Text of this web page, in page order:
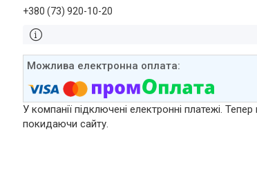
+380 (73) 920-10-20
У компанії підключені електронні платежі.
покидаючи сайту.